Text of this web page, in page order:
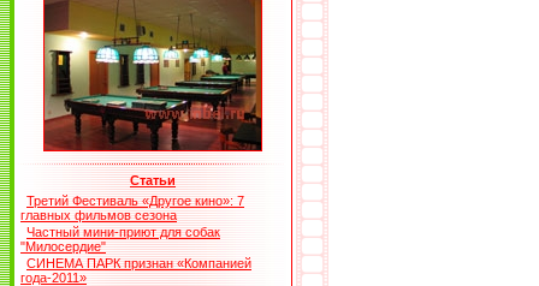
Статьи
Третий Фестиваль «Другое кино»: 7
главных фильмов сезона
Частный мини-приют для собак
"Милосердие"
СИНЕМА ПАРК признан «Компанией
года-2011»